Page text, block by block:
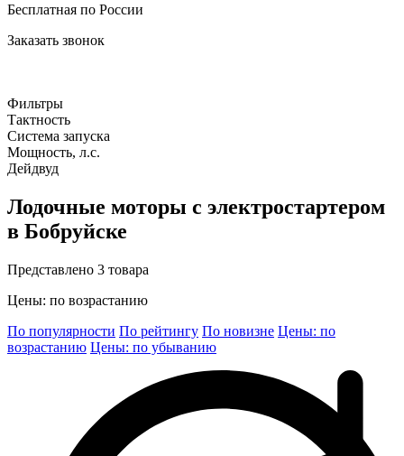
Бесплатная по России
Заказать звонок
Фильтры
Тактность
Система запуска
Мощность, л.с.
Дейдвуд
Лодочные моторы с электростартером
в Бобруйске
Представлено 3 товара
Цены: по возрастанию
По популярности По рейтингу По новизне Цены: по
возрастанию Цены: по убыванию